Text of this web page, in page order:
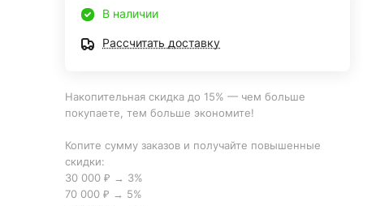
В наличии
Рассчитать доставку
Накопительная скидка до 15% — чем больше
покупаете, тем больше экономите!
Копите сумму заказов и получайте повышенные
скидки:
30 000 ₽ → 3%
70 000 ₽ → 5%